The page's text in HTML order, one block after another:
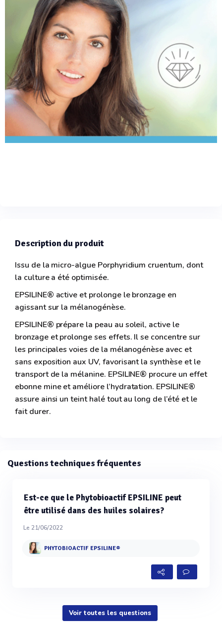
Description du produit
Issu de la micro-algue Porphyridium cruentum, dont
la culture a été optimisée.
EPSILINE® active et prolonge le bronzage en
agissant sur la mélanogénèse.
EPSILINE® prépare la peau au soleil, active le
bronzage et prolonge ses effets. Il se concentre sur
les principales voies de la mélanogénèse avec et
sans exposition aux UV, favorisant la synthèse et le
transport de la mélanine. EPSILINE® procure un effet
ebonne mine et améliore l’hydratation. EPSILINE®
assure ainsi un teint halé tout au long de l’été et le
fait durer.
Questions techniques fréquentes
Est-ce que le Phytobioactif EPSILINE peut
être utilisé dans des huiles solaires?
Le 21/06/2022
PHYTOBIOACTIF EPSILINE®
Voir toutes les questions